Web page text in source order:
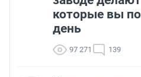
которые вы
день
97 271 139